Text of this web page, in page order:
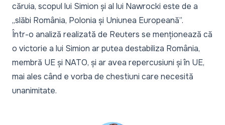
căruia, scopul lui Simion și al lui Nawrocki este de a
„slăbi România, Polonia și Uniunea Europeană”.
Într-o analiză realizată de Reuters se menționează că
o victorie a lui Simion ar putea destabiliza România,
membră UE și NATO, și ar avea repercusiuni și în UE,
mai ales când e vorba de chestiuni care necesită
unanimitate.